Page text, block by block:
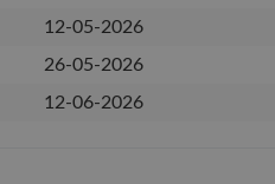
12-05-2026
26-05-2026
12-06-2026